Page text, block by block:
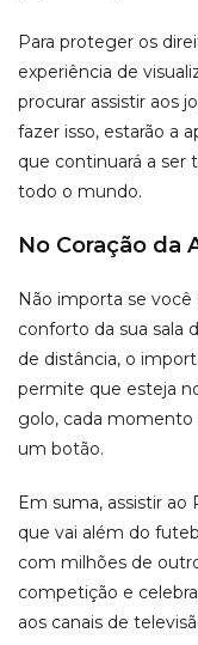
Para proteger os
experiência de
procurar assistir aos
fazer isso, estarão a
que continuará a ser
todo o mundo.
No Coração da
Não importa se você
conforto da sua sala
de distância, o
permite que esteja
golo, cada
um botão.
Em suma, assistir
que vai além do
com milhões de
competição e
aos canais de